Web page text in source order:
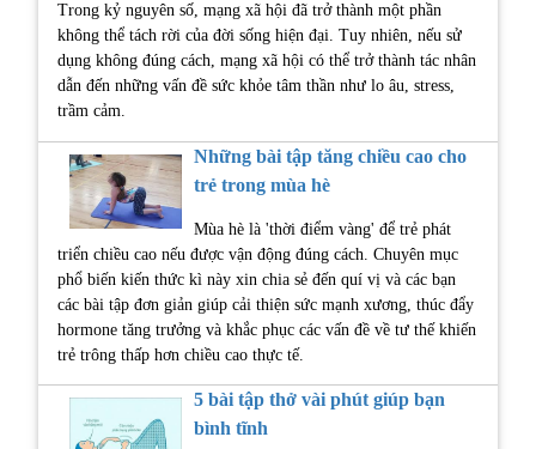
Trong kỷ nguyên số, mạng xã hội đã trở thành một phần
không thể tách rời của đời sống hiện đại. Tuy nhiên, nếu sử
dụng không đúng cách, mạng xã hội có thể trở thành tác nhân
dẫn đến những vấn đề sức khỏe tâm thần như lo âu, stress,
trầm cảm.
Những bài tập tăng chiều cao cho
trẻ trong mùa hè
Mùa hè là 'thời điểm vàng' để trẻ phát
triển chiều cao nếu được vận động đúng cách. Chuyên mục
phổ biến kiến thức kì này xin chia sẻ đến quí vị và các bạn
các bài tập đơn giản giúp cải thiện sức mạnh xương, thúc đẩy
hormone tăng trưởng và khắc phục các vấn đề về tư thế khiến
trẻ trông thấp hơn chiều cao thực tế.
5 bài tập thở vài phút giúp bạn
bình tĩnh